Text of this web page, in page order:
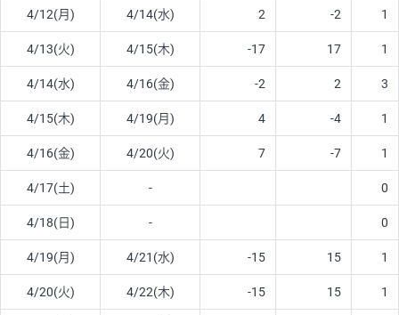
4/12(月) 4/14(水) 2 -2 1
4/13(火) 4/15(木) -17 17 1
4/14(水) 4/16(金) -2 2 3
4/15(木) 4/19(月) 4 -4 1
4/16(金) 4/20(火) 7 -7 1
4/17(土) - 0
4/18(日) - 0
4/19(月) 4/21(水) -15 15 1
4/20(火) 4/22(木) -15 15 1